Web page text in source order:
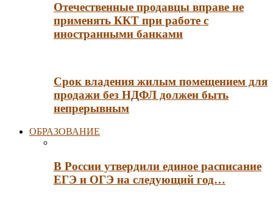
Отечественные продавцы вправе не
применять ККТ при работе с
иностранными банками
Срок владения жилым помещением для
продажи без НДФЛ должен быть
непрерывным
ОБРАЗОВАНИЕ
В России утвердили единое расписание
ЕГЭ и ОГЭ на следующий год…